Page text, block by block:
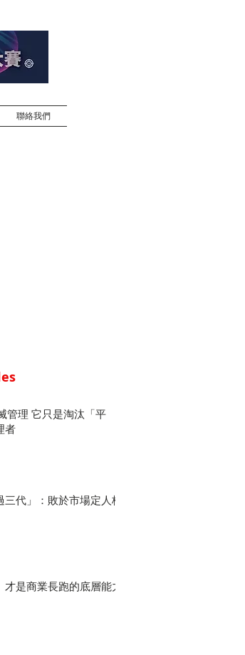
聯絡我們
管理 它只是淘汰「平
者
三代」：敗於市場定人格
才是商業長跑的底層能力